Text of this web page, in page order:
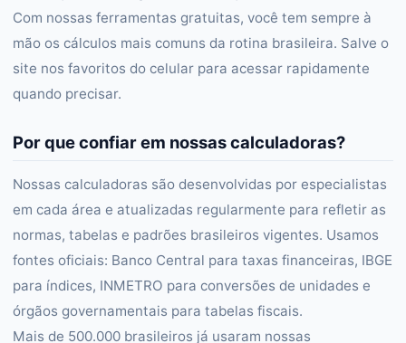
Com nossas ferramentas gratuitas, você tem sempre à
mão os cálculos mais comuns da rotina brasileira. Salve o
site nos favoritos do celular para acessar rapidamente
quando precisar.
Por que confiar em nossas calculadoras?
Nossas calculadoras são desenvolvidas por especialistas
em cada área e atualizadas regularmente para refletir as
normas, tabelas e padrões brasileiros vigentes. Usamos
fontes oficiais: Banco Central para taxas financeiras, IBGE
para índices, INMETRO para conversões de unidades e
órgãos governamentais para tabelas fiscais.
Mais de 500.000 brasileiros já usaram nossas